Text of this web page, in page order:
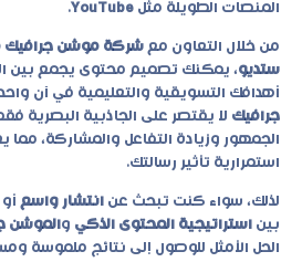
المنصات الطويلة مثل YouTube
.
من خلال التعاون مع شركة موشن جرافيك
ستديو، يمكنك تصميم محتوى يجمع بين
أهدافك التسويقية والتعليمية في آن
جرافيك لا يقتصر على الجاذبية البصرية
الجمهور وزيادة التفاعل والمشاركة،
استمرارية تأثير رسالتك.
لذلك، سواء كنت تبحث عن انتشار واسع أو
بين استراتيجية المحتوى الذكي والموشن
الحل الأمثل للوصول إلى نتائج ملموسة